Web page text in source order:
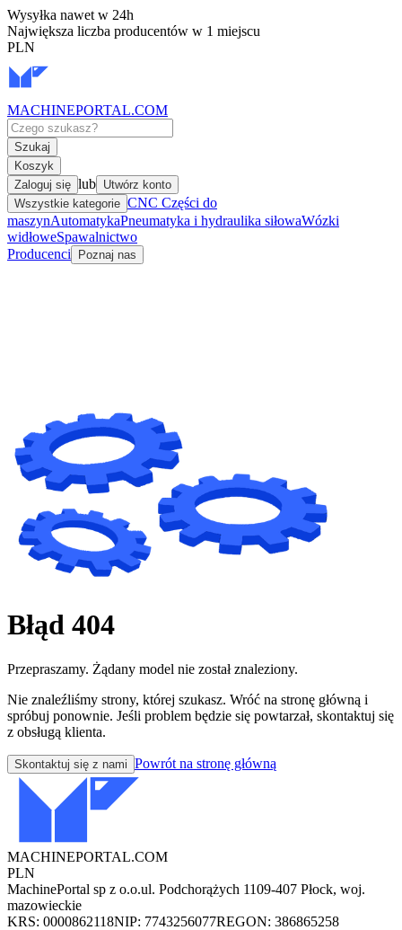
Wysyłka nawet w 24h
Największa liczba producentów w 1 miejscu
PLN
MACHINEPORTAL.COM
Szukaj
Koszyk
Zaloguj się lub Utwórz konto
Wszystkie kategorie CNC Części do
maszynAutomatykaPneumatyka i hydraulika siłowaWózki
widłoweSpawalnictwo
Producenci
Poznaj nas
Błąd 404
Przepraszamy. Żądany model nie został znaleziony.
Nie znaleźliśmy strony, której szukasz. Wróć na stronę główną i
spróbuj ponownie. Jeśli problem będzie się powtarzał, skontaktuj się
z obsługą klienta.
Skontaktuj się z nami Powrót na stronę główną
MACHINEPORTAL.COM
PLN
MachinePortal sp z o.o.ul. Podchorążych 1109-407 Płock, woj.
mazowieckie
KRS: 0000862118NIP: 7743256077REGON: 386865258